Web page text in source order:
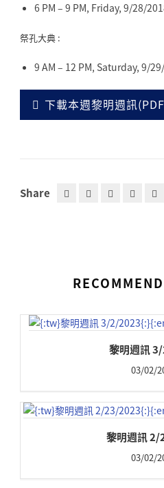
6 PM – 9 PM, Friday, 9/28/
祭孔大典 :
9 AM – 12 PM, Saturday, 9/
下載本週黎明週訊
Share
黎明週訊
03/02/
黎明週訊
03/02/